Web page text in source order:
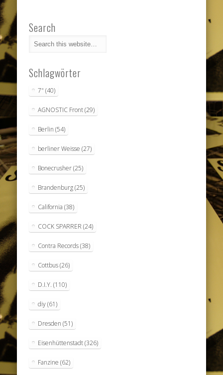
Search
Schlagwörter
7" (40)
AGNOSTIC Front(29)
Berlin (54)
berliner Weisse (27)
Bonecrusher(25)
Brandenburg(25)
California (38)
COCK SPARRER (24)
Contra Records(38)
Cottbus(26)
D.I.Y. (110)
diy(61)
Dresden (51)
Eisenhüttenstadt(326)
Fanzine (62)